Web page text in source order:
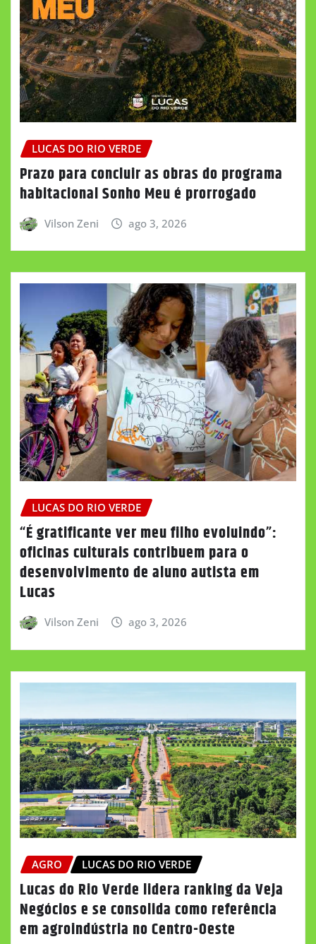
LUCAS DO RIO VERDE
Prazo para concluir as obras do programa
habitacional Sonho Meu é prorrogado
Vilson Zeni ago 3, 2026
LUCAS DO RIO VERDE
“É gratificante ver meu filho evoluindo”:
oficinas culturais contribuem para o
desenvolvimento de aluno autista em
Lucas
Vilson Zeni ago 3, 2026
AGRO LUCAS DO RIO VERDE
Lucas do Rio Verde lidera ranking da Veja
Negócios e se consolida como referência
em agroindústria no Centro-Oeste